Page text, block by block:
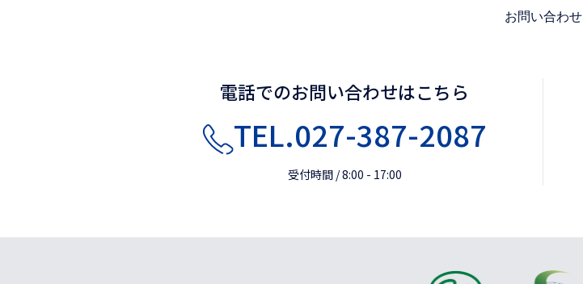
お問い合わせ
電話でのお問い合わせはこちら
TEL.027-387-2087
受付時間 / 8:00 - 17:00